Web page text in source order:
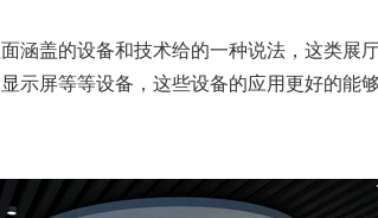
涵盖的设备和技术给的一种说法，这类展
示屏等等设备，这些设备的应用更好的能